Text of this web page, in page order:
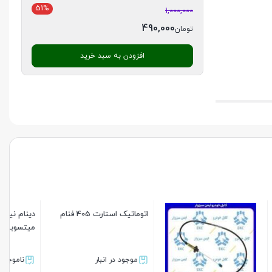
51%
1,000,000
تومان490,000
افزودن به سبد خرید
دینام نیسان تک شیار- طرح
میتسوبیشی فنام
ناموجود